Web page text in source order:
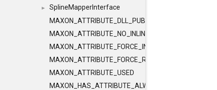
►
SplineMapperInterface
MAXON_ATTRIBUTE_DLL_PUBLIC
MAXON_ATTRIBUTE_NO_INLINE
MAXON_ATTRIBUTE_FORCE_INLINE
MAXON_ATTRIBUTE_FORCE_RELEASE_INLINE
MAXON_ATTRIBUTE_USED
MAXON_HAS_ATTRIBUTE_ALWAYS_CONST